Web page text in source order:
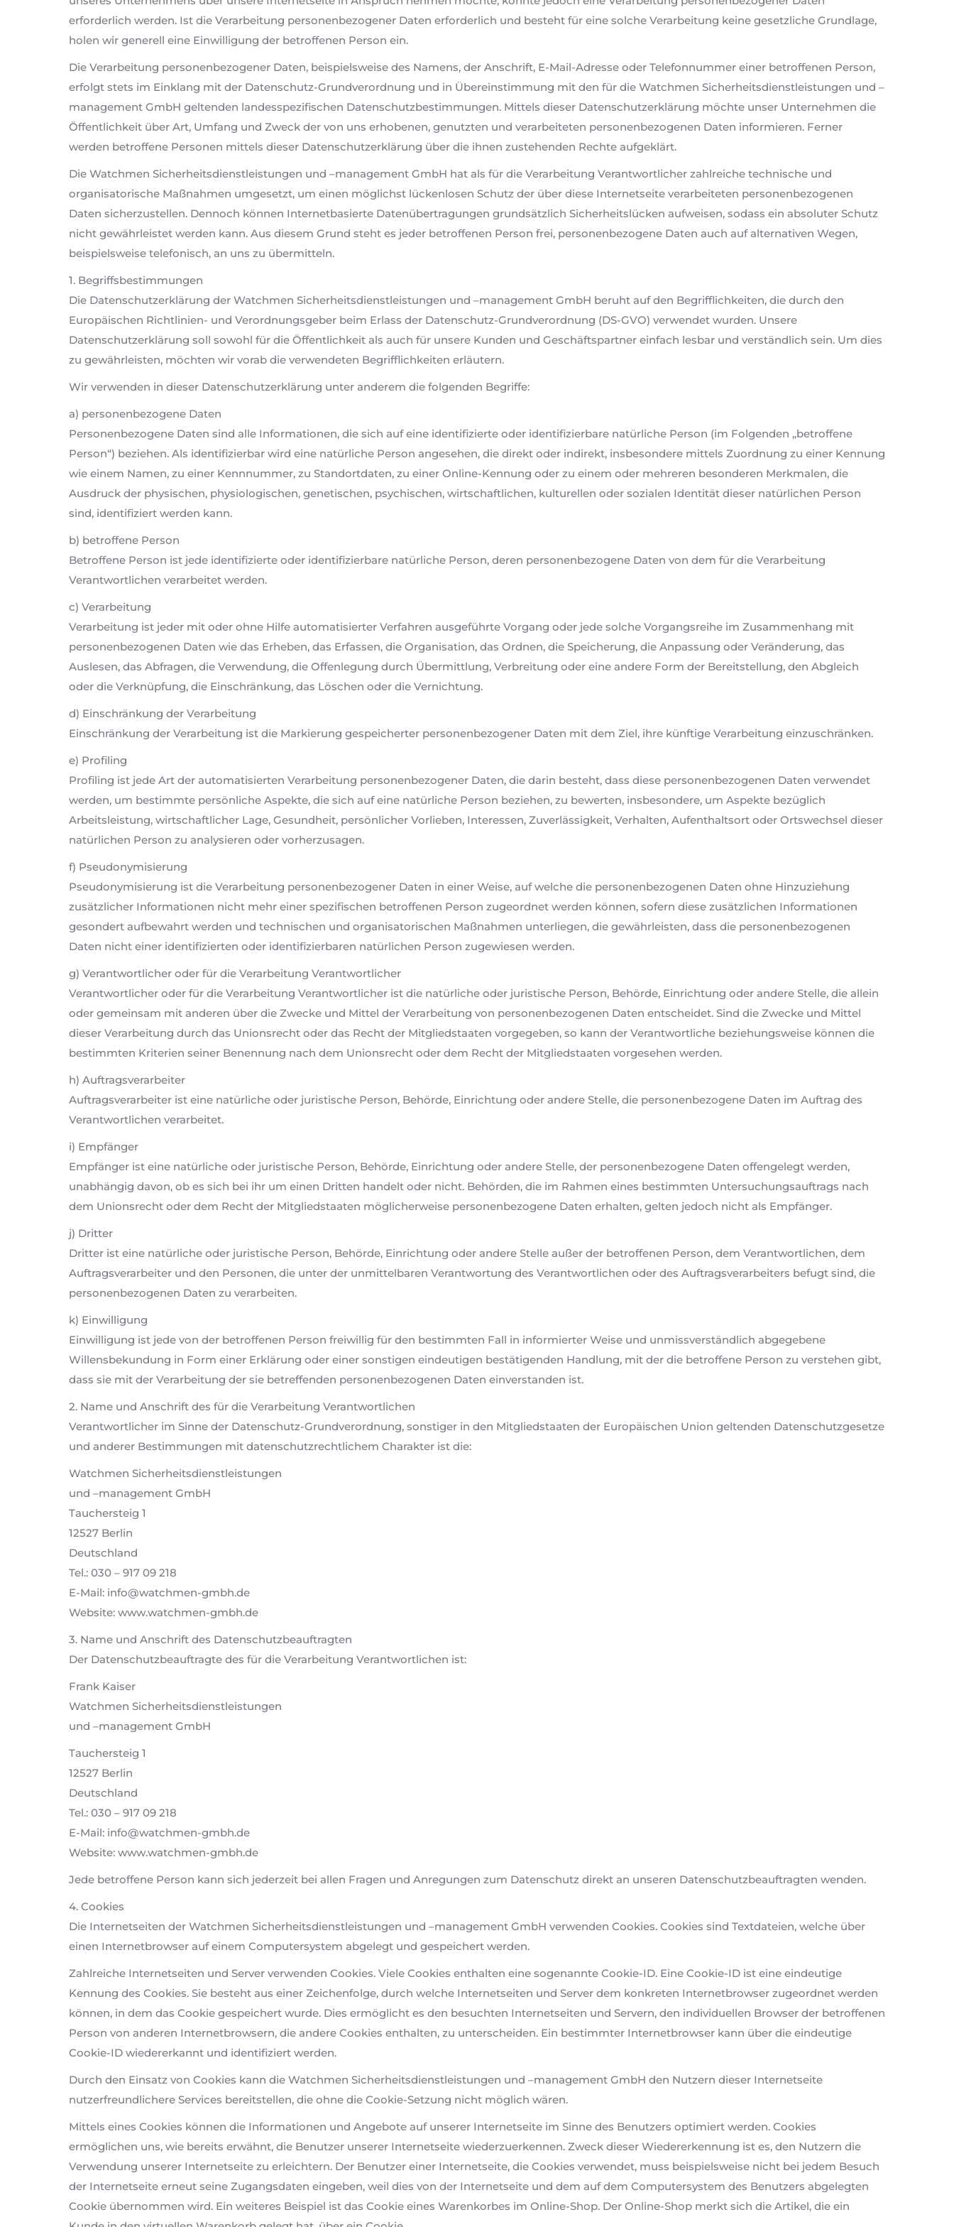
erforderlich werden. Ist die Verarbeitung personenbezogener Daten erforderlich und besteht für eine solche Verarbeitung keine gesetzliche Grundlage,
holen wir generell eine Einwilligung der betroffenen Person ein.
Die Verarbeitung personenbezogener Daten, beispielsweise des Namens, der Anschrift, E-Mail-Adresse oder Telefonnummer einer betroffenen Person,
erfolgt stets im Einklang mit der Datenschutz-Grundverordnung und in Übereinstimmung mit den für die Watchmen Sicherheitsdienstleistungen und –
management GmbH geltenden landesspezifischen Datenschutzbestimmungen. Mittels dieser Datenschutzerklärung möchte unser Unternehmen die
Öffentlichkeit über Art, Umfang und Zweck der von uns erhobenen, genutzten und verarbeiteten personenbezogenen Daten informieren. Ferner
werden betroffene Personen mittels dieser Datenschutzerklärung über die ihnen zustehenden Rechte aufgeklärt.
Die Watchmen Sicherheitsdienstleistungen und –management GmbH hat als für die Verarbeitung Verantwortlicher zahlreiche technische und
organisatorische Maßnahmen umgesetzt, um einen möglichst lückenlosen Schutz der über diese Internetseite verarbeiteten personenbezogenen
Daten sicherzustellen. Dennoch können Internetbasierte Datenübertragungen grundsätzlich Sicherheitslücken aufweisen, sodass ein absoluter Schutz
nicht gewährleistet werden kann. Aus diesem Grund steht es jeder betroffenen Person frei, personenbezogene Daten auch auf alternativen Wegen,
beispielsweise telefonisch, an uns zu übermitteln.
1. Begriffsbestimmungen
Die Datenschutzerklärung der Watchmen Sicherheitsdienstleistungen und –management GmbH beruht auf den Begrifflichkeiten, die durch den
Europäischen Richtlinien- und Verordnungsgeber beim Erlass der Datenschutz-Grundverordnung (DS-GVO) verwendet wurden. Unsere
Datenschutzerklärung soll sowohl für die Öffentlichkeit als auch für unsere Kunden und Geschäftspartner einfach lesbar und verständlich sein. Um dies
zu gewährleisten, möchten wir vorab die verwendeten Begrifflichkeiten erläutern.
Wir verwenden in dieser Datenschutzerklärung unter anderem die folgenden Begriffe:
a) personenbezogene Daten
Personenbezogene Daten sind alle Informationen, die sich auf eine identifizierte oder identifizierbare natürliche Person (im Folgenden „betroffene
Person“) beziehen. Als identifizierbar wird eine natürliche Person angesehen, die direkt oder indirekt, insbesondere mittels Zuordnung zu einer Kennung
wie einem Namen, zu einer Kennnummer, zu Standortdaten, zu einer Online-Kennung oder zu einem oder mehreren besonderen Merkmalen, die
Ausdruck der physischen, physiologischen, genetischen, psychischen, wirtschaftlichen, kulturellen oder sozialen Identität dieser natürlichen Person
sind, identifiziert werden kann.
b) betroffene Person
Betroffene Person ist jede identifizierte oder identifizierbare natürliche Person, deren personenbezogene Daten von dem für die Verarbeitung
Verantwortlichen verarbeitet werden.
c) Verarbeitung
Verarbeitung ist jeder mit oder ohne Hilfe automatisierter Verfahren ausgeführte Vorgang oder jede solche Vorgangsreihe im Zusammenhang mit
personenbezogenen Daten wie das Erheben, das Erfassen, die Organisation, das Ordnen, die Speicherung, die Anpassung oder Veränderung, das
Auslesen, das Abfragen, die Verwendung, die Offenlegung durch Übermittlung, Verbreitung oder eine andere Form der Bereitstellung, den Abgleich
oder die Verknüpfung, die Einschränkung, das Löschen oder die Vernichtung.
d) Einschränkung der Verarbeitung
Einschränkung der Verarbeitung ist die Markierung gespeicherter personenbezogener Daten mit dem Ziel, ihre künftige Verarbeitung einzuschränken.
e) Profiling
Profiling ist jede Art der automatisierten Verarbeitung personenbezogener Daten, die darin besteht, dass diese personenbezogenen Daten verwendet
werden, um bestimmte persönliche Aspekte, die sich auf eine natürliche Person beziehen, zu bewerten, insbesondere, um Aspekte bezüglich
Arbeitsleistung, wirtschaftlicher Lage, Gesundheit, persönlicher Vorlieben, Interessen, Zuverlässigkeit, Verhalten, Aufenthaltsort oder Ortswechsel dieser
natürlichen Person zu analysieren oder vorherzusagen.
f) Pseudonymisierung
Pseudonymisierung ist die Verarbeitung personenbezogener Daten in einer Weise, auf welche die personenbezogenen Daten ohne Hinzuziehung
zusätzlicher Informationen nicht mehr einer spezifischen betroffenen Person zugeordnet werden können, sofern diese zusätzlichen Informationen
gesondert aufbewahrt werden und technischen und organisatorischen Maßnahmen unterliegen, die gewährleisten, dass die personenbezogenen
Daten nicht einer identifizierten oder identifizierbaren natürlichen Person zugewiesen werden.
g) Verantwortlicher oder für die Verarbeitung Verantwortlicher
Verantwortlicher oder für die Verarbeitung Verantwortlicher ist die natürliche oder juristische Person, Behörde, Einrichtung oder andere Stelle, die allein
oder gemeinsam mit anderen über die Zwecke und Mittel der Verarbeitung von personenbezogenen Daten entscheidet. Sind die Zwecke und Mittel
dieser Verarbeitung durch das Unionsrecht oder das Recht der Mitgliedstaaten vorgegeben, so kann der Verantwortliche beziehungsweise können die
bestimmten Kriterien seiner Benennung nach dem Unionsrecht oder dem Recht der Mitgliedstaaten vorgesehen werden.
h) Auftragsverarbeiter
Auftragsverarbeiter ist eine natürliche oder juristische Person, Behörde, Einrichtung oder andere Stelle, die personenbezogene Daten im Auftrag des
Verantwortlichen verarbeitet.
i) Empfänger
Empfänger ist eine natürliche oder juristische Person, Behörde, Einrichtung oder andere Stelle, der personenbezogene Daten offengelegt werden,
unabhängig davon, ob es sich bei ihr um einen Dritten handelt oder nicht. Behörden, die im Rahmen eines bestimmten Untersuchungsauftrags nach
dem Unionsrecht oder dem Recht der Mitgliedstaaten möglicherweise personenbezogene Daten erhalten, gelten jedoch nicht als Empfänger.
j) Dritter
Dritter ist eine natürliche oder juristische Person, Behörde, Einrichtung oder andere Stelle außer der betroffenen Person, dem Verantwortlichen, dem
Auftragsverarbeiter und den Personen, die unter der unmittelbaren Verantwortung des Verantwortlichen oder des Auftragsverarbeiters befugt sind, die
personenbezogenen Daten zu verarbeiten.
k) Einwilligung
Einwilligung ist jede von der betroffenen Person freiwillig für den bestimmten Fall in informierter Weise und unmissverständlich abgegebene
Willensbekundung in Form einer Erklärung oder einer sonstigen eindeutigen bestätigenden Handlung, mit der die betroffene Person zu verstehen gibt,
dass sie mit der Verarbeitung der sie betreffenden personenbezogenen Daten einverstanden ist.
2. Name und Anschrift des für die Verarbeitung Verantwortlichen
Verantwortlicher im Sinne der Datenschutz-Grundverordnung, sonstiger in den Mitgliedstaaten der Europäischen Union geltenden Datenschutzgesetze
und anderer Bestimmungen mit datenschutzrechtlichem Charakter ist die:
Watchmen Sicherheitsdienstleistungen
und –management GmbH
Tauchersteig 1
12527 Berlin
Deutschland
Tel.: 030 – 917 09 218
E-Mail: info@watchmen-gmbh.de
Website: www.watchmen-gmbh.de
3. Name und Anschrift des Datenschutzbeauftragten
Der Datenschutzbeauftragte des für die Verarbeitung Verantwortlichen ist:
Frank Kaiser
Watchmen Sicherheitsdienstleistungen
und –management GmbH
Tauchersteig 1
12527 Berlin
Deutschland
Tel.: 030 – 917 09 218
E-Mail: info@watchmen-gmbh.de
Website: www.watchmen-gmbh.de
Jede betroffene Person kann sich jederzeit bei allen Fragen und Anregungen zum Datenschutz direkt an unseren Datenschutzbeauftragten wenden.
4. Cookies
Die Internetseiten der Watchmen Sicherheitsdienstleistungen und –management GmbH verwenden Cookies. Cookies sind Textdateien, welche über
einen Internetbrowser auf einem Computersystem abgelegt und gespeichert werden.
Zahlreiche Internetseiten und Server verwenden Cookies. Viele Cookies enthalten eine sogenannte Cookie-ID. Eine Cookie-ID ist eine eindeutige
Kennung des Cookies. Sie besteht aus einer Zeichenfolge, durch welche Internetseiten und Server dem konkreten Internetbrowser zugeordnet werden
können, in dem das Cookie gespeichert wurde. Dies ermöglicht es den besuchten Internetseiten und Servern, den individuellen Browser der betroffenen
Person von anderen Internetbrowsern, die andere Cookies enthalten, zu unterscheiden. Ein bestimmter Internetbrowser kann über die eindeutige
Cookie-ID wiedererkannt und identifiziert werden.
Durch den Einsatz von Cookies kann die Watchmen Sicherheitsdienstleistungen und –management GmbH den Nutzern dieser Internetseite
nutzerfreundlichere Services bereitstellen, die ohne die Cookie-Setzung nicht möglich wären.
Mittels eines Cookies können die Informationen und Angebote auf unserer Internetseite im Sinne des Benutzers optimiert werden. Cookies
ermöglichen uns, wie bereits erwähnt, die Benutzer unserer Internetseite wiederzuerkennen. Zweck dieser Wiedererkennung ist es, den Nutzern die
Verwendung unserer Internetseite zu erleichtern. Der Benutzer einer Internetseite, die Cookies verwendet, muss beispielsweise nicht bei jedem Besuch
der Internetseite erneut seine Zugangsdaten eingeben, weil dies von der Internetseite und dem auf dem Computersystem des Benutzers abgelegten
Cookie übernommen wird. Ein weiteres Beispiel ist das Cookie eines Warenkorbes im Online-Shop. Der Online-Shop merkt sich die Artikel, die ein